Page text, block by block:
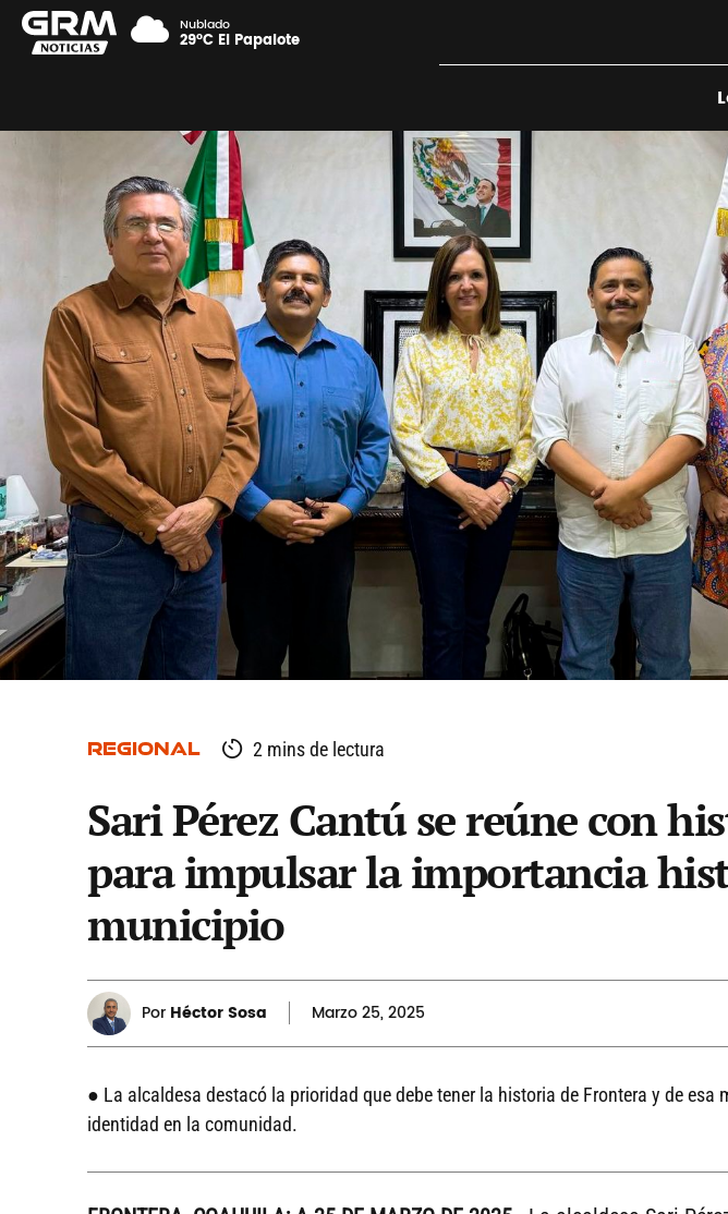
Nublado
29°C El Papalote
REGIONAL 2 mins de lectura
Sari Pérez Cantú se reúne con
para impulsar la importancia
municipio
Por Héctor Sosa Marzo25, 2025
● La alcaldesa destacó la prioridad que debe tener la historia de Frontera y de esa
identidad en la comunidad.